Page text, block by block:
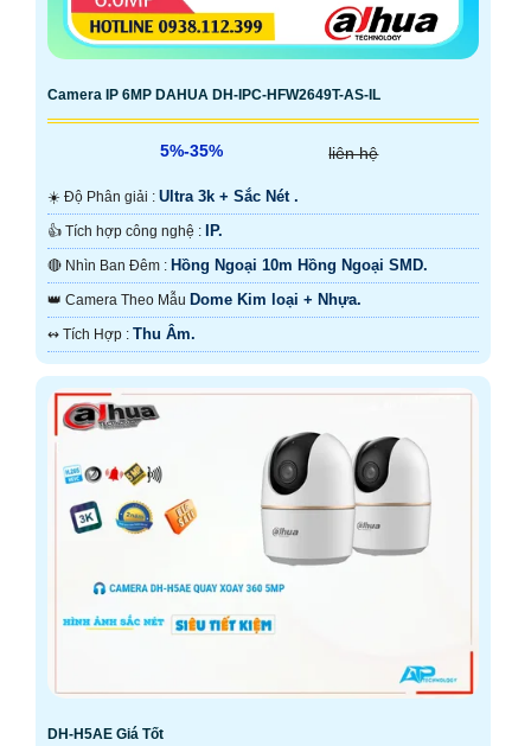
Camera IP 6MP DAHUA DH-IPC-HFW2649T-AS-IL
5%-35% liên hệ
☀️ Độ Phân giải : Ultra 3k + Sắc Nét .
👍 Tích hợp công nghệ : IP.
🔴 Nhìn Ban Đêm : Hồng Ngoại 10m Hồng Ngoại SMD.
👑 Camera Theo Mẫu Dome Kim loại + Nhựa.
️↭ Tích Hợp : Thu Âm.
DH-H5AE Giá Tốt